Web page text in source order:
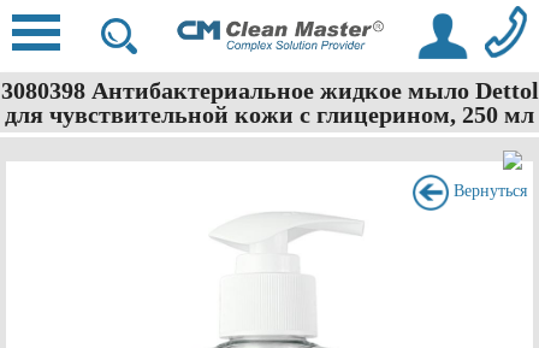
3080398 Антибактериальное жидкое мыло Dettol
для чувствительной кожи с глицерином, 250 мл
Вернуться